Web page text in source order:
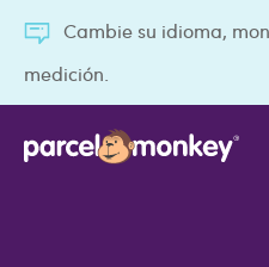
Cambie su idioma,
medición.